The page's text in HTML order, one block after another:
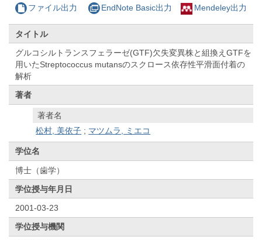
ファイル出力 EndNote Basic出力 Mendeley出力
タイトル
グルコシルトランスフェラーゼ(GTF)欠失変異株と組換えGTFを
用いたStreptococcus mutansのスクロース依存性平滑面付着の
解析
著者
著者名
松村, 美依子 ; マツムラ, ミエコ
学位名
博士（歯学）
学位授与年月日
2001-03-23
学位授与機関